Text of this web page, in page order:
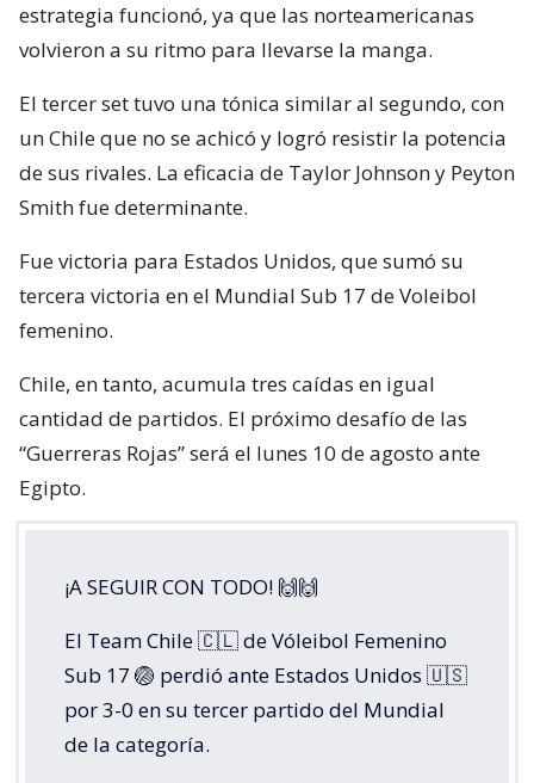
estrategia funcionó, ya que las norteamericanas
volvieron a su ritmo para llevarse la manga.
El tercer set tuvo una tónica similar al segundo, con
un Chile que no se achicó y logró resistir la potencia
de sus rivales. La eficacia de Taylor Johnson y Peyton
Smith fue determinante.
Fue victoria para Estados Unidos, que sumó su
tercera victoria en el Mundial Sub 17 de Voleibol
femenino.
Chile, en tanto, acumula tres caídas en igual
cantidad de partidos. El próximo desafío de las
“Guerreras Rojas” será el lunes 10 de agosto ante
Egipto.
¡A SEGUIR CON TODO! 🙌🙌
El Team Chile 🇨🇱 de Vóleibol Femenino
Sub 17 🏐 perdió ante Estados Unidos 🇺🇸
por 3-0 en su tercer partido del Mundial
de la categoría.